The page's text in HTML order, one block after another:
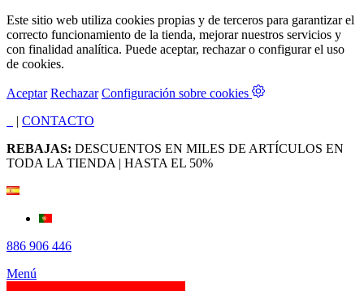
Este sitio web utiliza cookies propias y de terceros para garantizar el
correcto funcionamiento de la tienda, mejorar nuestros servicios y
con finalidad analítica. Puede aceptar, rechazar o configurar el uso
de cookies.
Aceptar Rechazar Configuración sobre cookies
| CONTACTO
REBAJAS: DESCUENTOS EN MILES DE ARTÍCULOS EN
TODA LA TIENDA | HASTA EL 50%
886 906 446
Menú